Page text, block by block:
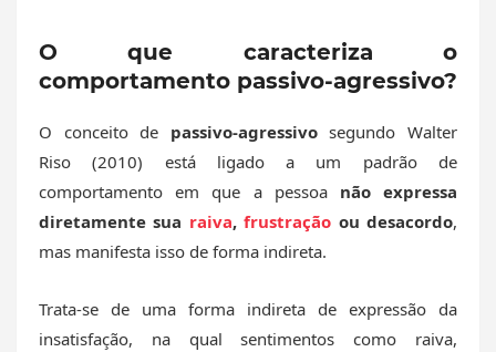
O que caracteriza o
comportamento passivo-agressivo?
O conceito de passivo-agressivosegundoWalter
Riso (2010) está ligado a um padrão de
comportamento em que a pessoa não expressa
diretamente sua raiva,frustração ou desacordo,
mas manifesta isso de forma indireta.
Trata-se de uma forma indireta de expressão da
insatisfação, na qual sentimentos como raiva,